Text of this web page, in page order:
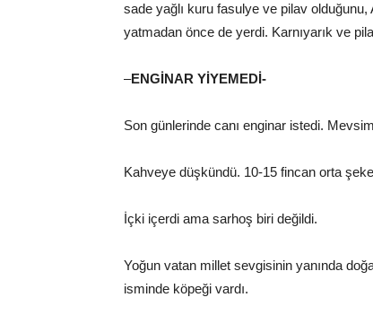
sade yağlı kuru fasulye ve pilav olduğunu,
yatmadan önce de yerdi. Karnıyarık ve
–ENGİNAR YİYEMEDİ-
Son günlerinde canı enginar istedi.
Kahveye düşkündü. 10-15 fincan orta
İçki içerdi ama sarhoş biri değildi.
Yoğun vatan millet sevgisinin yanında
isminde köpeği vardı.